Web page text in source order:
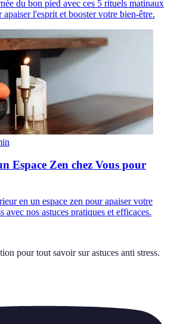
du bon pied avec ces 5 rituels matinaux
apaiser l'esprit et booster votre bien-être.
Espace Zen chez Vous pour
en un espace zen pour apaiser votre
avec nos astuces pratiques et efficaces.
pour tout savoir sur astuces anti stress.